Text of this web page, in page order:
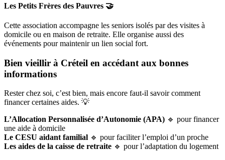
Les Petits Frères des Pauvres 🤝
Cette association accompagne les seniors isolés par des visites à
domicile ou en maison de retraite. Elle organise aussi des
événements pour maintenir un lien social fort.
Bien vieillir à Créteil en accédant aux bonnes
informations
Rester chez soi, c’est bien, mais encore faut-il savoir comment
financer certaines aides. 💡
L’Allocation Personnalisée d’Autonomie (APA) 🔹 pour financer
une aide à domicile
Le CESU aidant familial 🔹 pour faciliter l’emploi d’un proche
Les aides de la caisse de retraite 🔹 pour l’adaptation du logement